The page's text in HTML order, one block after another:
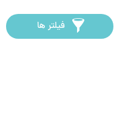
فیلتر ها